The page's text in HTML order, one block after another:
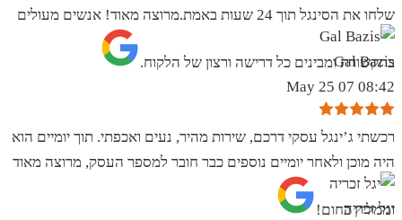
שלחו את הסינגל תוך 24 שעות באמת.מרוצה מאוד! אנשים מעולים
בתקשורת ומבינים כל דרישה ורצון של הלקוח.
Gal Bazis
08:42 07 May 25
רכשתי ג’ינגל עסקי דרכם, שירות מהיר, נעים ואכפתי. תוך יומיים הוא
היה מוכן ולאחר יומיים נוספים כבר חובר למספר העסק, מרוצה מאוד
וממליץ בחום!
יגל זכריה